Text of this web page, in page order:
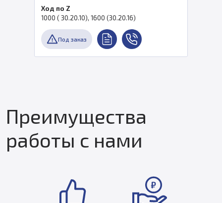
Ход по Z
1000 ( 30.20.10), 1600 (30.20.16)
Под заказ
Преимущества
работы с нами